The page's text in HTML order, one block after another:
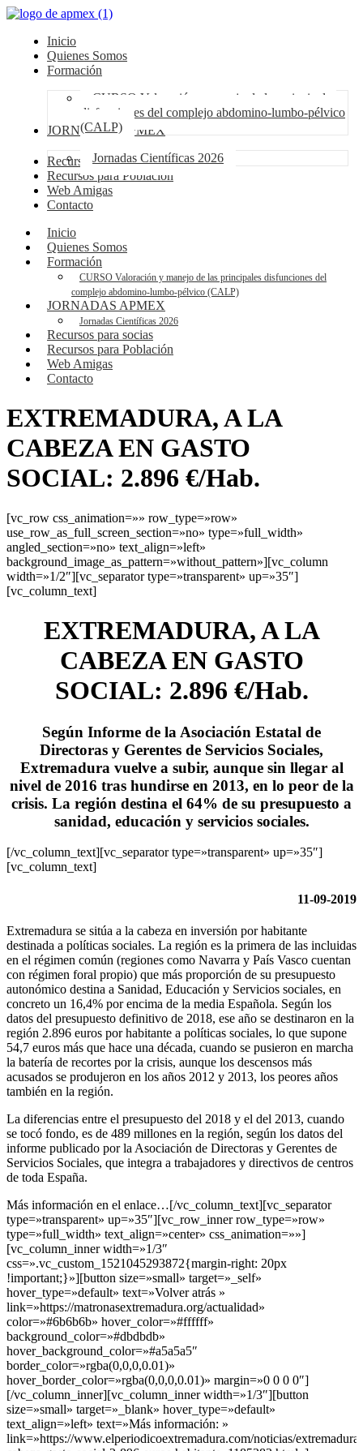
Inicio
Quienes Somos
Formación
CURSO Valoración y manejo de las principales
disfunciones del complejo abdomino-lumbo-pélvico
(CALP)
JORNADAS APMEX
Jornadas Científicas 2026
Recursos para socias
Recursos para Población
Web Amigas
Contacto
Inicio
Quienes Somos
Formación
CURSO Valoración y manejo de las principales disfunciones del
complejo abdomino-lumbo-pélvico (CALP)
JORNADAS APMEX
Jornadas Científicas 2026
Recursos para socias
Recursos para Población
Web Amigas
Contacto
EXTREMADURA, A LA
CABEZA EN GASTO
SOCIAL: 2.896 €/Hab.
[vc_row css_animation=»» row_type=»row»
use_row_as_full_screen_section=»no» type=»full_width»
angled_section=»no» text_align=»left»
background_image_as_pattern=»without_pattern»][vc_column
width=»1/2″][vc_separator type=»transparent» up=»35″]
[vc_column_text]
EXTREMADURA, A LA
CABEZA EN GASTO
SOCIAL: 2.896 €/Hab.
Según Informe de la Asociación Estatal de
Directoras y Gerentes de Servicios Sociales,
Extremadura vuelve a subir, aunque sin llegar al
nivel de 2016 tras hundirse en 2013, en lo peor de la
crisis. La región destina el 64% de su presupuesto a
sanidad, educación y servicios sociales.
[/vc_column_text][vc_separator type=»transparent» up=»35″]
[vc_column_text]
11-09-2019
Extremadura se sitúa a la cabeza en inversión por habitante
destinada a políticas sociales. La región es la primera de las incluidas
en el régimen común (regiones como Navarra y País Vasco cuentan
con régimen foral propio) que más proporción de su presupuesto
autonómico destina a Sanidad, Educación y Servicios sociales, en
concreto un 16,4% por encima de la media Española. Según los
datos del presupuesto definitivo de 2018, ese año se destinaron en la
región 2.896 euros por habitante a políticas sociales, lo que supone
54,7 euros más que hace una década, cuando se pusieron en marcha
la batería de recortes por la crisis, aunque los descensos más
acusados se produjeron en los años 2012 y 2013, los peores años
también en la región.
La diferencias entre el presupuesto del 2018 y el del 2013, cuando
se tocó fondo, es de 489 millones en la región, según los datos del
informe publicado por la Asociación de Directoras y Gerentes de
Servicios Sociales, que integra a trabajadores y directivos de centros
de toda España.
Más información en el enlace…[/vc_column_text][vc_separator
type=»transparent» up=»35″][vc_row_inner row_type=»row»
type=»full_width» text_align=»center» css_animation=»»]
[vc_column_inner width=»1/3″
css=».vc_custom_1521045293872{margin-right: 20px
!important;}»][button size=»small» target=»_self»
hover_type=»default» text=»Volver atrás »
link=»https://matronasextremadura.org/actualidad»
color=»#6b6b6b» hover_color=»#ffffff»
background_color=»#dbdbdb»
hover_background_color=»#a5a5a5″
border_color=»rgba(0,0,0,0.01)»
hover_border_color=»rgba(0,0,0,0.01)» margin=»0 0 0 0″]
[/vc_column_inner][vc_column_inner width=»1/3″][button
size=»small» target=»_blank» hover_type=»default»
text_align=»left» text=»Más información: »
link=»https://www.elperiodicoextremadura.com/noticias/